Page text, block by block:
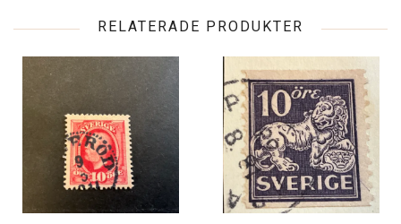
RELATERADE PRODUKTER